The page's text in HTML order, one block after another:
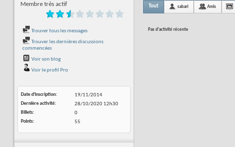
Membre très actif
Trouver tous les messages
Trouver les dernières discussions
commencées
Voir son blog
Voir le profil Pro
Date d'inscription
19/11/2014
Dernière activité
28/10/2020 12h30
Billets
0
Points
55
Tout sabari Amis
Pas d'activité récente